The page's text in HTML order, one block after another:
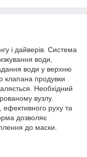
і дайверів. Система
води,
води у верхню
клапана продувки
Необхідний
вузлу.
руху та
дозволяє
до маски.